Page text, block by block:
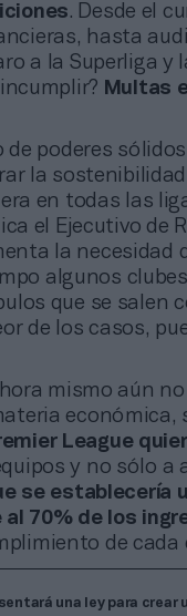
. Desde el
hasta
a la Superliga y
Multas
de poderes
la
en todas las
el Ejecutivo de
la necesidad
algunos
que se salen
de los casos,
mismo aún
económica,
League
y no sólo a
se establecería
70% de los
de cada
una ley para